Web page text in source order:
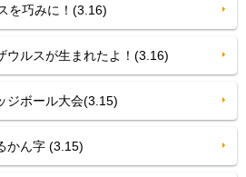
巧みに！(3.16)
ルスが生まれたよ！(3.16)
ボール大会(3.15)
ん字 (3.15)